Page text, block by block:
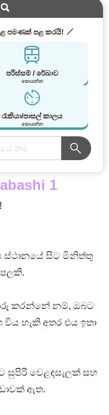
පමණක් පළ කරයි!
පරිස්සම් / රේඛාව
සොයන්න
රැකියා/පාසල් කාලය
සොයන්න
1
ස්ථානයේ සිට මිනිත්තු
කරන්නේ නම්, ඔබට
විය හැකි අතර එය ඉතා
සුපිරි වෙළඳසැලක් සහ
ඇත.